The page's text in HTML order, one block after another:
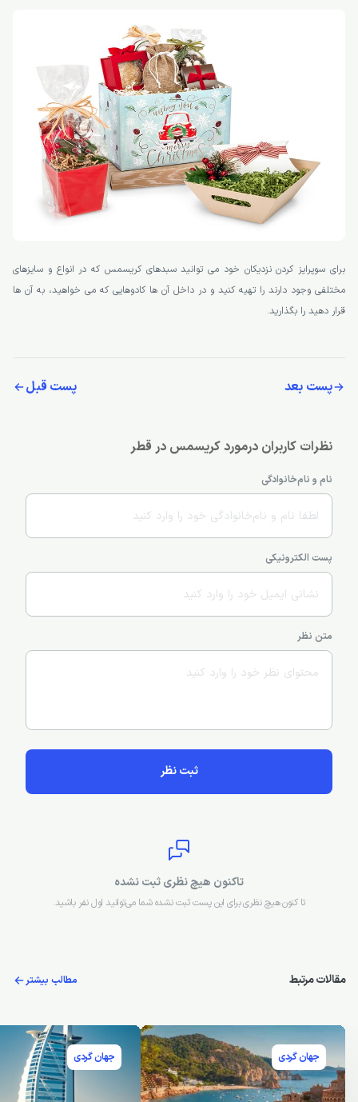
برای سوپرایز کردن نزدیکان خود می توانید سبدهای کریسمس که در انواع و سایزهای
مختلفی وجود دارند را تهیه کنید و در داخل آن ها کادوهایی که می خواهید، به آن ها
قرار دهید را بگذارید.
پست بعد پست قبل
نظرات کاربران درمورد کریسمس در قطر
نام و نام‌خانوادگی
پست الکترونیکی
متن نظر
ثبت نظر
تاکنون هیچ نظری ثبت نشده
تا کنون هیچ نظری برای این پست ثبت نشده شما می‌توانید اول نفر باشید.
مقالات مرتبط مطالب بیشتر
جهان گردی جهان گردی